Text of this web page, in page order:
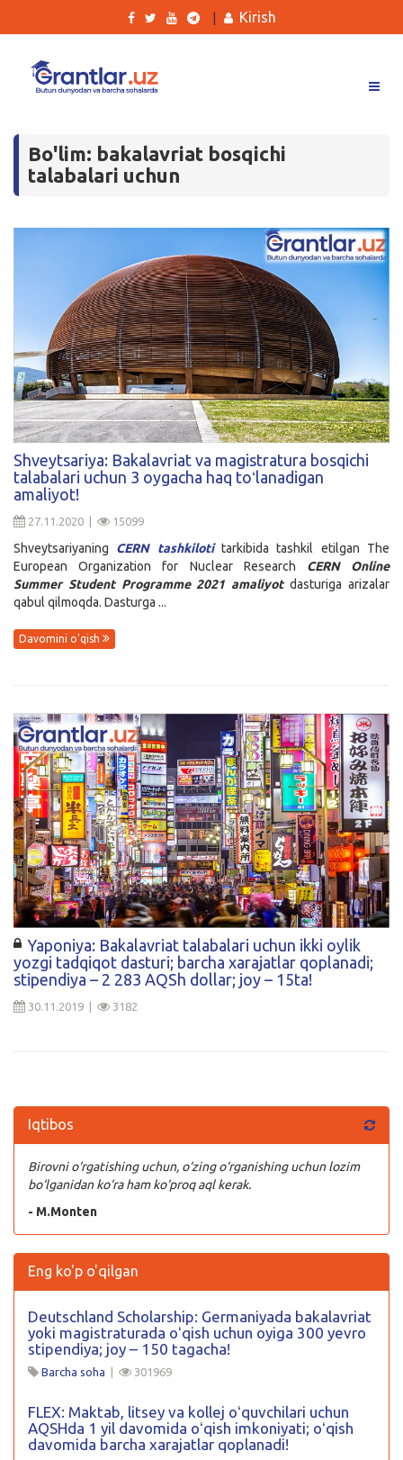
Tanlovlar
Ishlar
Kurslar
Qidirish
Kirish
Kirish
Bo'lim: bakalavriat bosqichi
talabalari uchun
Shveytsariya: Bakalavriat va magistratura bosqichi
talabalari uchun 3 oygacha haq toʻlanadigan
amaliyot!
27.11.2020 | 15099
Shveytsariyaning CERN tashkilotitarkibida tashkil etilgan The
European Organization for Nuclear Research CERN Online
Summer Student Programme 2021 amaliyotdasturiga arizalar
qabul qilmoqda. Dasturga ...
Davomini o'qish
Yaponiya: Bakalavriat talabalari uchun ikki oylik
yozgi tadqiqot dasturi; barcha xarajatlar qoplanadi;
stipendiya – 2 283 AQSh dollar; joy – 15ta!
30.11.2019 | 3182
Iqtibos
Birovni o‘rgatishing uchun, o‘zing o‘rganishing uchun lozim
bo‘lganidan ko‘ra ham ko‘proq aql kerak.
- M.Monten
Eng ko'p o'qilgan
Deutschland Scholarship: Germaniyada bakalavriat
yoki magistraturada oʻqish uchun oyiga 300 yevro
stipendiya; joy – 150 tagacha!
Barcha soha 301969
FLEX: Maktab, litsey va kollej oʻquvchilari uchun
AQSHda 1 yil davomida oʻqish imkoniyati; oʻqish
davomida barcha xarajatlar qoplanadi!